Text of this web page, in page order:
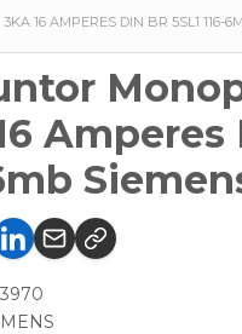
16 AMPERES DIN BR 5SL1 116-
Amperes